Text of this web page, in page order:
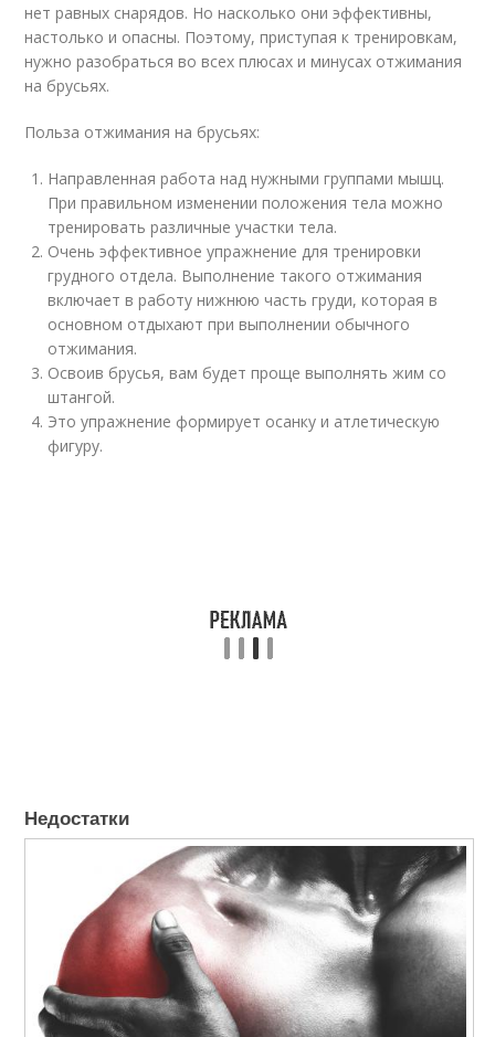
нет равных снарядов. Но насколько они эффективны,
настолько и опасны. Поэтому, приступая к тренировкам,
нужно разобраться во всех плюсах и минусах отжимания
на брусьях.
Польза отжимания на брусьях:
Направленная работа над нужными группами мышц.
При правильном изменении положения тела можно
тренировать различные участки тела.
Очень эффективное упражнение для тренировки
грудного отдела. Выполнение такого отжимания
включает в работу нижнюю часть груди, которая в
основном отдыхают при выполнении обычного
отжимания.
Освоив брусья, вам будет проще выполнять жим со
штангой.
Это упражнение формирует осанку и атлетическую
фигуру.
Недостатки